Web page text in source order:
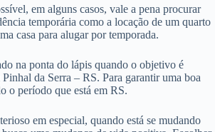
em alguns casos, vale a pena procurar
temporária como a locação de um quarto
casa para alugar por temporada.
na ponta do lápis quando o objetivo é
da Serra – RS. Para garantir uma boa
o período que está em RS.
em especial, quando está se mudando